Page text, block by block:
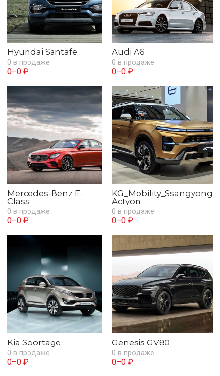
Hyundai Santafe
0 в продаже
0–0 ₽
Audi A6
0 в продаже
0–0 ₽
Mercedes-Benz E-
Class
0 в продаже
0–0 ₽
KG_Mobility_Ssangyong
Actyon
0 в продаже
0–0 ₽
Kia Sportage
0 в продаже
0–0 ₽
Genesis GV80
0 в продаже
0–0 ₽